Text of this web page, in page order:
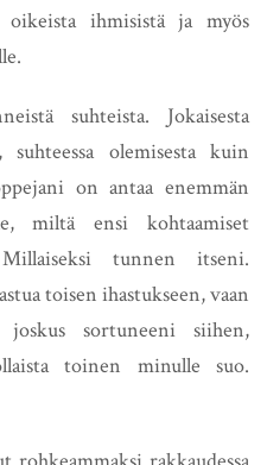
oikeista ihmisistä ja myös
suhteista. Jokaisesta
olemisesta kuin
on antaa enemmän
miltä ensi kohtaamiset
tunnen itseni.
toisen ihastukseen, vaan
sortuneeni siihen,
toinen minulle suo.